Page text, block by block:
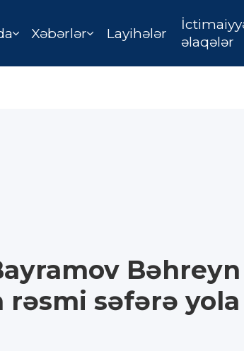
Xəbərlər Layihələr
əlaqələr
Bəhreyn
rəsmi səfərə yola